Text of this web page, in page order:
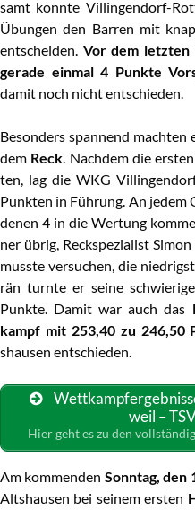
samt konn­te Vil­lin­gen­dorf-
Übun­gen den Bar­ren mit
ent­schei­den. Vor dem letz­ten
gera­de ein­mal 4 Punk­te
damit noch nicht entschieden.
Beson­ders span­nend mach­ten
dem Reck. Nach­dem die
ten, lag die WKG
Punk­ten in Füh­rung. An jedem
denen 4 in die Wer­tung
ner übrig, Reck­spe­zia­list
muss­te ver­su­chen, die
rän turn­te er sei­ne
Punk­te. Damit war auch das
kampf mit 253,40 zu 246,50
shau­sen entschieden.
weil –
Hier geht es zu den
Am kom­men­den Sonn­tag, den
Alt­shau­sen bei sei­nem ers­ten